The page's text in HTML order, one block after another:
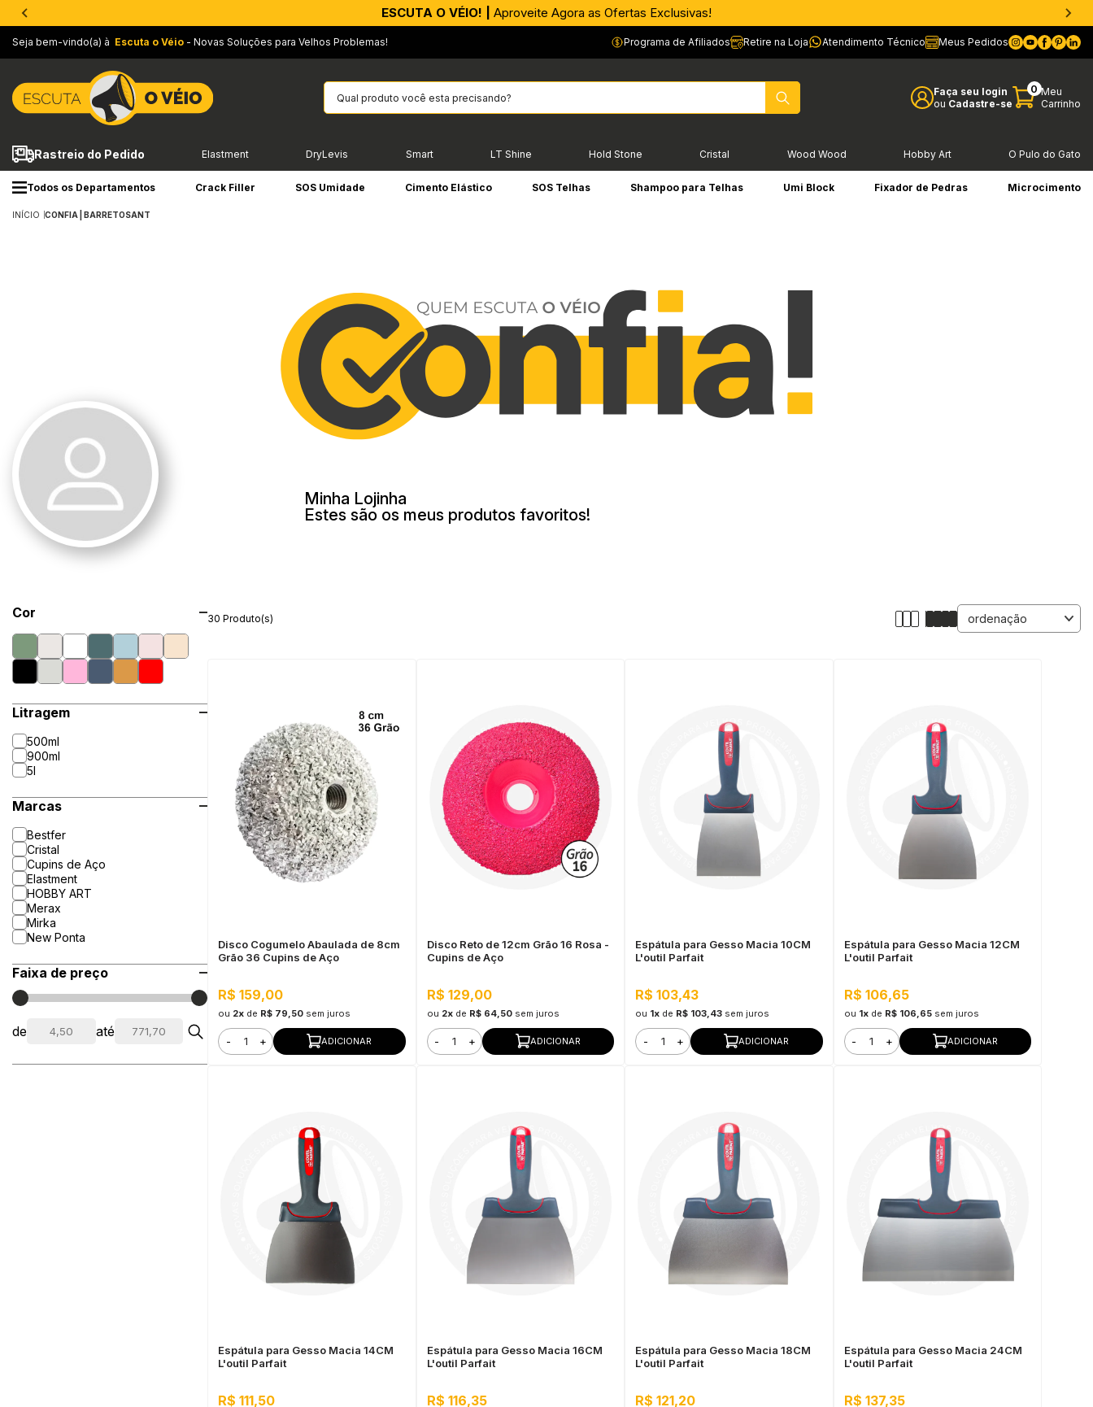
APROVEITE AGORA |PIX parcelado em até 4x sem Juros!*
Seja bem-vindo(a) à Escuta o Véio - Novas Soluções para Velhos Problemas! Programa de Afiliados Retire na Loja Atendimento Técnico Meus Pedidos
Faça seu login
ou Cadastre-se
0 Meu
Carrinho
Rastreio do Pedido Elastment DryLevis Smart LT Shine Hold Stone Cristal Wood Wood Hobby Art O Pulo do Gato
Todos os Departamentos Crack Filler SOS Umidade Cimento Elástico SOS Telhas Shampoo para Telhas Umi Block Fixador de Pedras Microcimento
INÍCIO CONFIA | BARRETOSANT
Minha Lojinha
Estes são os meus produtos favoritos!
Cor
Litragem
500ml
900ml
5l
Marcas
Bestfer
Cristal
Cupins de Aço
Elastment
HOBBY ART
Merax
Mirka
New Ponta
Faixa de preço
de até
30 Produto(s)
Disco Cogumelo Abaulada de 8cm
Grão 36 Cupins de Aço
R$ 159,00
ou 2x de R$ 79,50 sem juros
- + ADICIONAR
Disco Reto de 12cm Grão 16 Rosa -
Cupins de Aço
R$ 129,00
ou 2xde R$ 64,50 sem juros
- + ADICIONAR
Espátula para Gesso Macia 10CM
L'outil Parfait
R$ 103,43
ou 1x de R$ 103,43 sem juros
- + ADICIONAR
Espátula para Gesso Macia 12CM
L'outil Parfait
R$ 106,65
ou 1xde R$ 106,65 sem juros
- + ADICIONAR
Espátula para Gesso Macia 14CM
L'outil Parfait
R$ 111,50
Espátula para Gesso Macia 16CM
L'outil Parfait
R$ 116,35
Espátula para Gesso Macia 18CM
L'outil Parfait
R$ 121,20
Espátula para Gesso Macia 24CM
L'outil Parfait
R$ 137,35